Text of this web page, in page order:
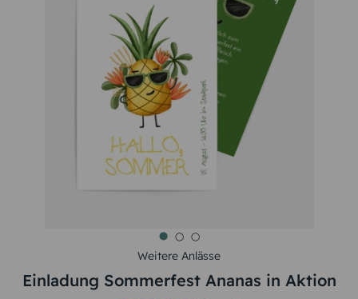
Weitere Anlässe
Einladung Sommerfest Ananas in Aktion